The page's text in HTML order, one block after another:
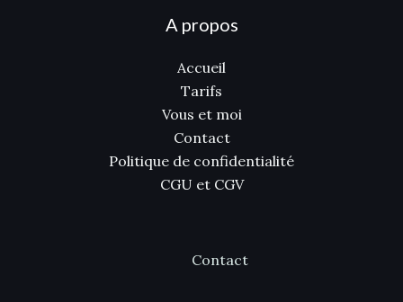
A propos
Accueil
Tarifs
Vous et moi
Contact
Politique de confidentialité
CGU et CGV
Contact